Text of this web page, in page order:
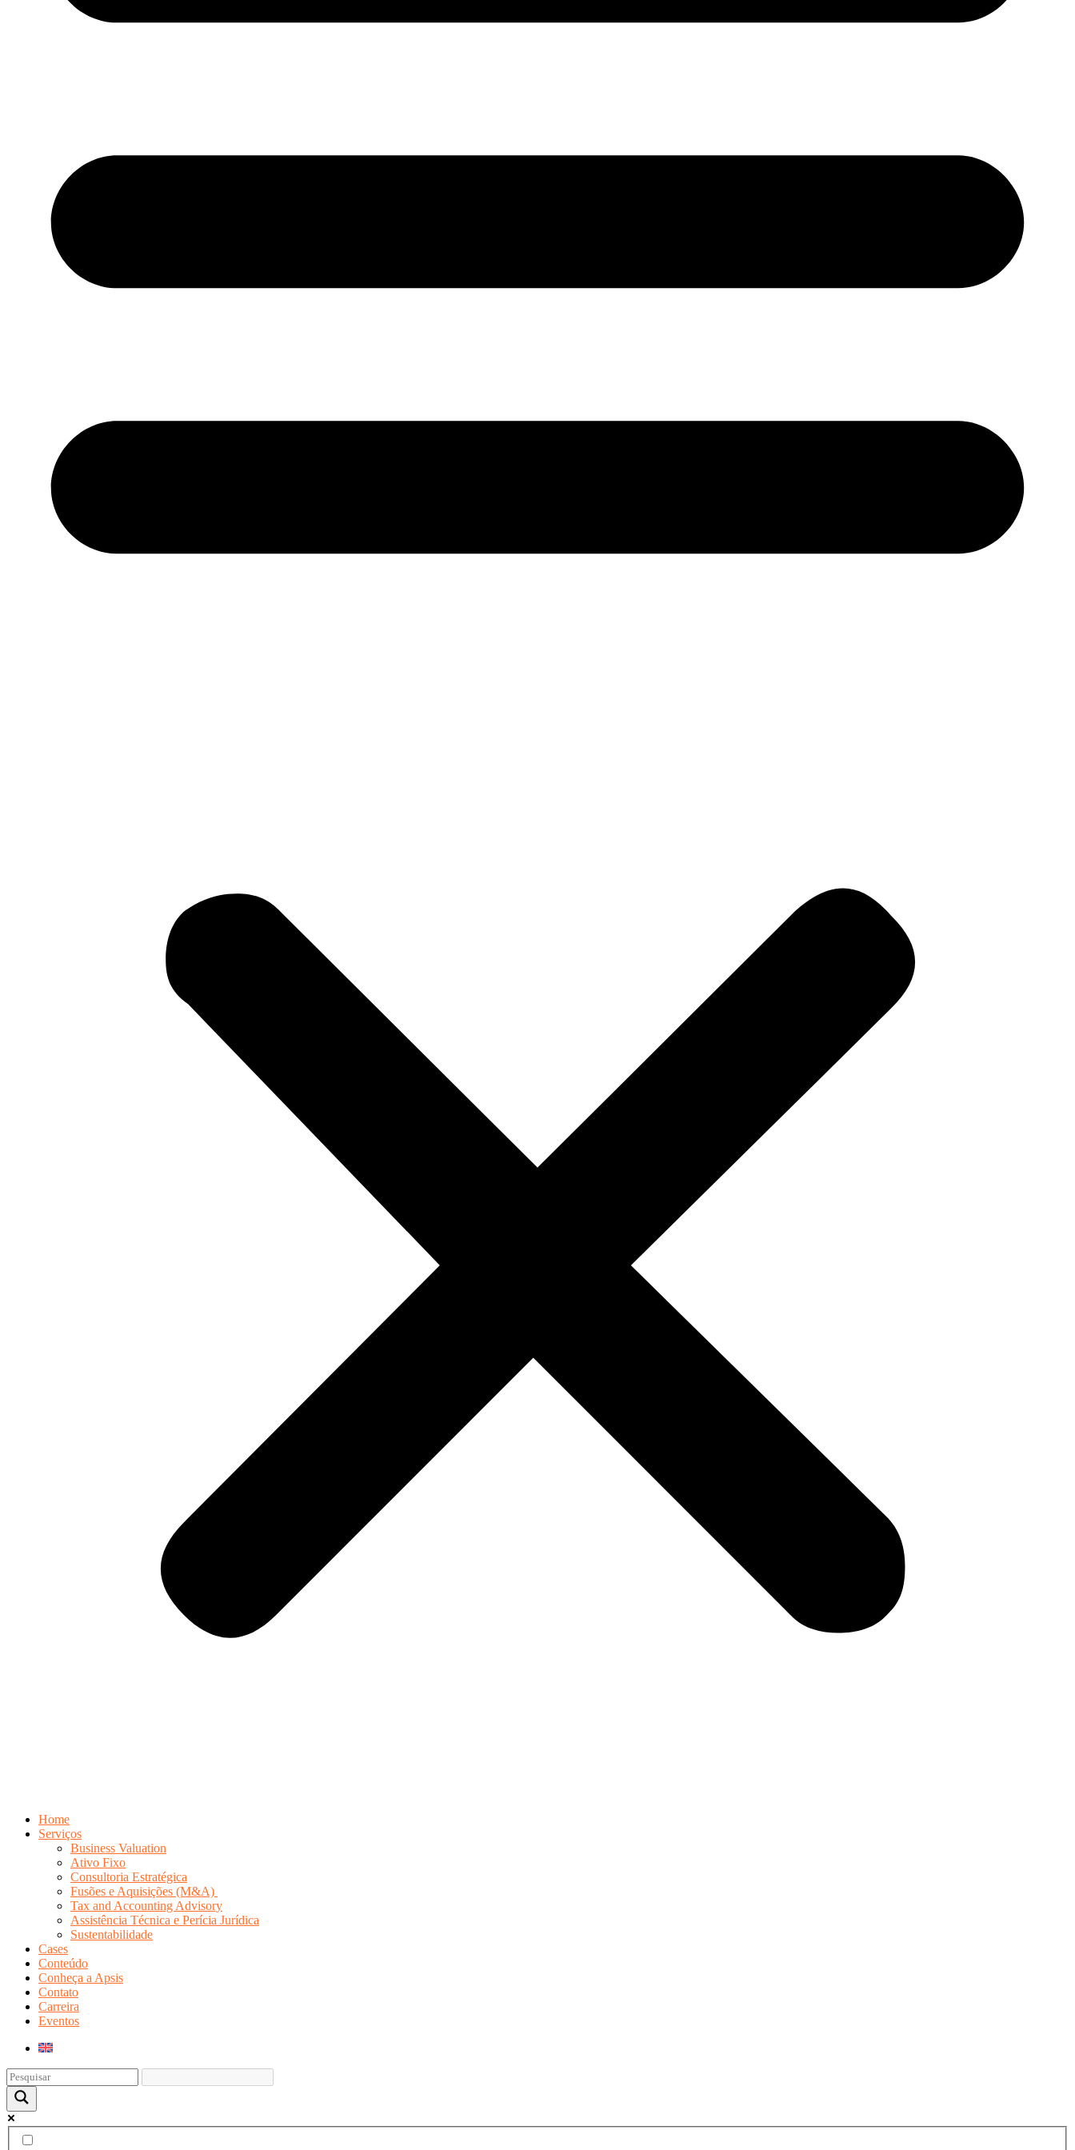
Home
Serviços
Business Valuation
Ativo Fixo
Consultoria Estratégica
Fusões e Aquisições (M&A)
Tax and Accounting Advisory
Assistência Técnica e Perícia Jurídica
Sustentabilidade
Cases
Conteúdo
Conheça a Apsis
Contato
Carreira
Eventos